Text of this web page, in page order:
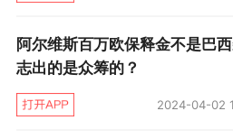
据拉斯马尔透露，得知
息后，阿尔维斯表现得很坚
于阿尔维斯这样的球员，这
阿尔维斯百万欧保释金不是巴
志出的是众筹的？
2024-04-02